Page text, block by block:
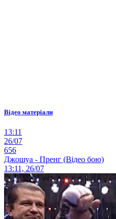
Відео матеріали
13:11
26/07
656
Джошуа - Пренг (Відео бою)
13:11, 26/07